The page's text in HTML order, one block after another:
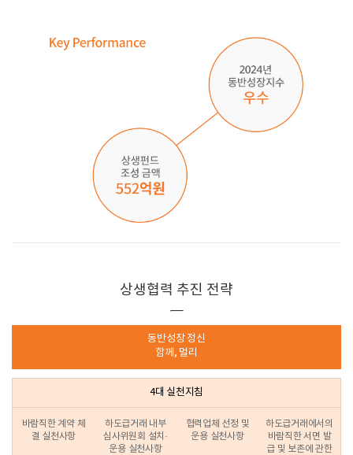
상생협력 추진 전략
동반성장 정신
함께, 멀리
4대 실천지침
바람직한 계약 체
결 실천사항
하도급거래 내부
심사위원회 설치·
운용 실천사항
협력업체 선정 및
운용 실천사항
하도급거래에서의
바람직한 서면 발
급 및 보존에 관한